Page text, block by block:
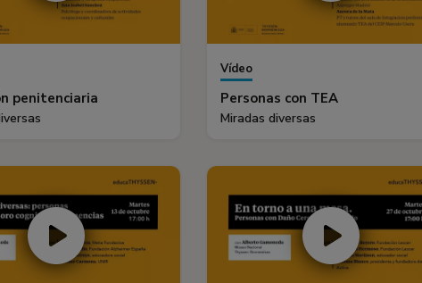
penitenciaria
Vídeo
Personas con TEA
Miradas diversas